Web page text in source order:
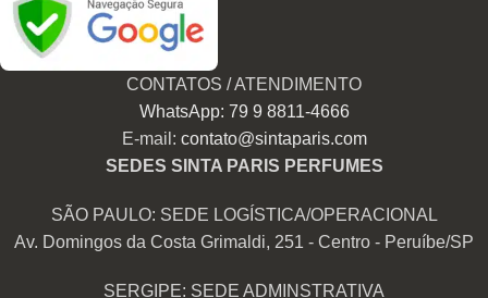
CONTATOS / ATENDIMENTO
WhatsApp: 79 9 8811-4666
E-mail: contato@sintaparis.com
SEDES SINTA PARIS PERFUMES
SÃO PAULO: SEDE LOGÍSTICA/OPERACIONAL
Av. Domingos da Costa Grimaldi, 251 - Centro - Peruíbe/SP
SERGIPE: SEDE ADMINSTRATIVA